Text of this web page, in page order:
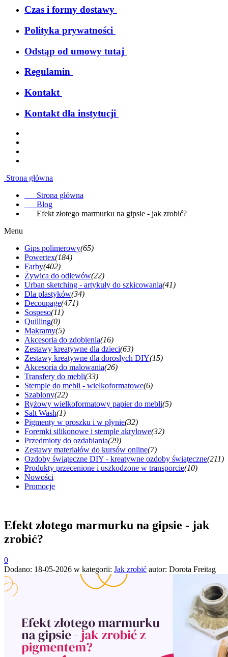
Czas i formy dostawy
Polityka prywatności
Odstąp od umowy tutaj
Regulamin
Kontakt
Kontakt dla instytucji
Strona główna
Strona główna
Blog
Efekt złotego marmurku na gipsie - jak zrobić?
Menu
Gips polimerowy(65)
Powertex(184)
Farby(402)
Żywica do odlewów(22)
Urban sketching - artykuły do szkicowania(41)
Dla plastyków(34)
Decoupage(471)
Sospeso(11)
Quilling(0)
Makramy(5)
Akcesoria do zdobienia(16)
Zestawy kreatywne dla dzieci(63)
Zestawy kreatywne dla dorosłych DIY(15)
Akcesoria do malowania(26)
Transfery do mebli(33)
Stemple do mebli - wielkoformatowe(6)
Szablony(22)
Ryżowy wielkoformatowy papier do mebli(5)
Salt Wash(1)
Pigmenty w proszku i w płynie(32)
Foremki silikonowe i stemple akrylowe(32)
Przedmioty do ozdabiania(29)
Zestawy materiałów do kursów online(7)
Ozdoby świąteczne DIY - kreatywne ozdoby świąteczne(211)
Produkty przecenione i uszkodzone w transporcie(10)
Nowości
Promocje
Efekt złotego marmurku na gipsie - jak
zrobić?
0
Dodano: 18-05-2026 w kategorii: Jak zrobić autor: Dorota Freitag